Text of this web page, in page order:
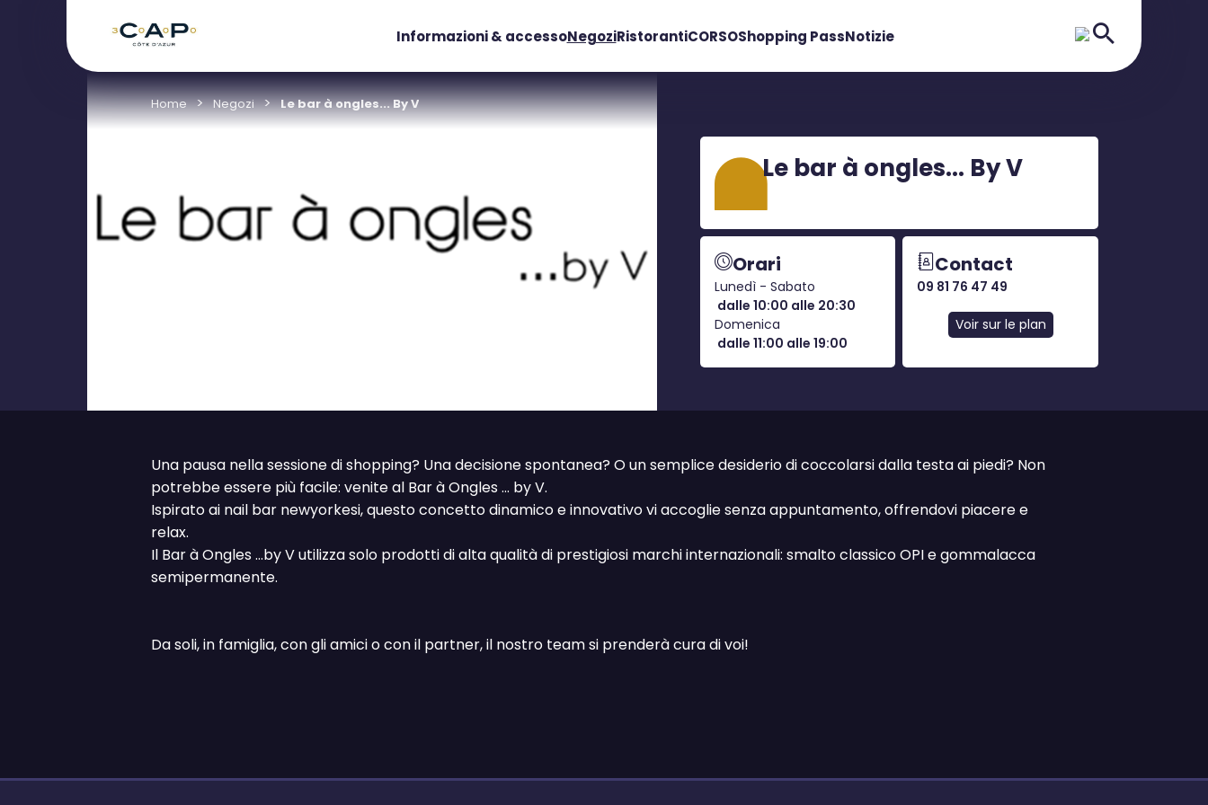
Informazioni & accessoNegoziRistorantiCORSOShopping PassNotizie
Home Negozi Le bar à ongles... By V
Le bar à ongles... By V
Orari
Lunedì - Sabato
dalle 10:00 alle 20:30
Domenica
dalle 11:00 alle 19:00
Contact
09 81 76 47 49
Voir sur le plan
Una pausa nella sessione di shopping? Una decisione spontanea? O un semplice desiderio di coccolarsi dalla testa ai piedi? Non
potrebbe essere più facile: venite al Bar à Ongles ... by V.
Ispirato ai nail bar newyorkesi, questo concetto dinamico e innovativo vi accoglie senza appuntamento, offrendovi piacere e
relax.
Il Bar à Ongles ...by V utilizza solo prodotti di alta qualità di prestigiosi marchi internazionali: smalto classico OPI e gommalacca
semipermanente.
Da soli, in famiglia, con gli amici o con il partner, il nostro team si prenderà cura di voi!